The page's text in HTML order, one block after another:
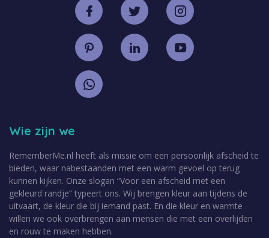
Wie zijn we
RememberMe.nl heeft als missie om een persoonlijk afscheid te
bieden, waar nabestaanden met een warm gevoel op terug
kunnen kijken. Onze slogan “Voor een afscheid met een
gekleurd randje” typeert ons. Wij brengen kleur aan tijdens de
uitvaart, de kleur die bij iemand past. En die kleur en warmte
willen we ook overbrengen aan mensen die met een overlijden
en rouw te maken hebben.